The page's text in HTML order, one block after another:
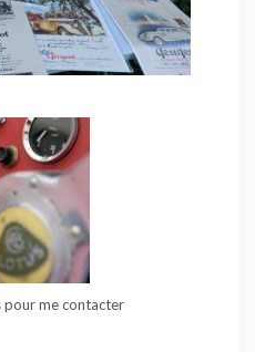
pour me contacter